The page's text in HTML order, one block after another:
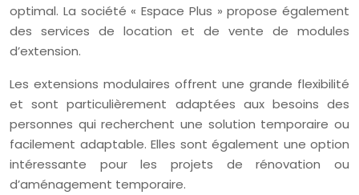
optimal. La société « Espace Plus » propose également
des services de location et de vente de modules
d’extension.
Les extensions modulaires offrent une grande flexibilité
et sont particulièrement adaptées aux besoins des
personnes qui recherchent une solution temporaire ou
facilement adaptable. Elles sont également une option
intéressante pour les projets de rénovation ou
d’aménagement temporaire.